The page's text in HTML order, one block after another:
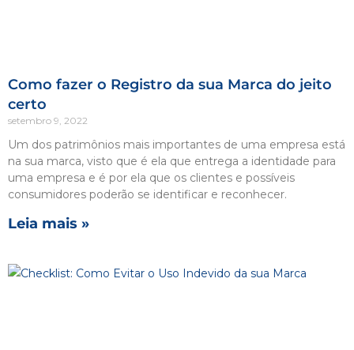
Como fazer o Registro da sua Marca do jeito
certo
setembro 9, 2022
Um dos patrimônios mais importantes de uma empresa está
na sua marca, visto que é ela que entrega a identidade para
uma empresa e é por ela que os clientes e possíveis
consumidores poderão se identificar e reconhecer.
Leia mais »